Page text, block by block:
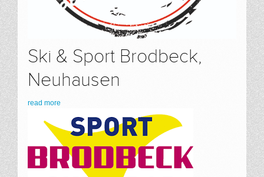
Ski & Sport Brodbeck,
Neuhausen
read more